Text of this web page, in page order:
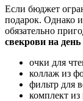
Если бюджет
подарок. Однако
обязательно
свекрови на
очки для
коллаж из
фильтр для
комплект